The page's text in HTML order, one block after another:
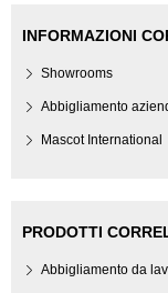
INFORMAZIONI
Showrooms
Abbigliamento
Mascot International
PRODOTTI
Abbigliamento da